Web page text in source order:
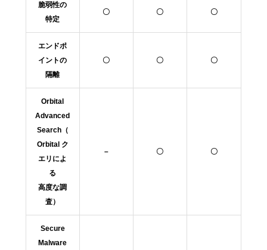
脆弱性の
特定
〇 〇 〇
エンドポ
イントの
隔離
〇 〇 〇
Orbital
Advanced
Search（
Orbital ク
エリによ
る
高度な調
査）
– 〇 〇
Secure
Malware